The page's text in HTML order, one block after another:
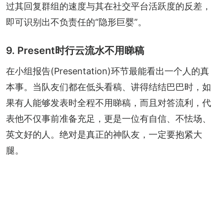
过其回复群组的速度与其在社交平台活跃度的反差，
即可识别出不负责任的“隐形巨婴”。
9. Present时行云流水不用睇稿
在小组报告(Presentation)环节最能看出一个人的真
本事。当队友们都在低头看稿、讲得结结巴巴时，如
果有人能够发表时全程不用睇稿，而且对答流利，代
表他不仅事前准备充足，更是一位有自信、不怯场、
英文好的人。绝对是真正的神队友，一定要抱紧大
腿。